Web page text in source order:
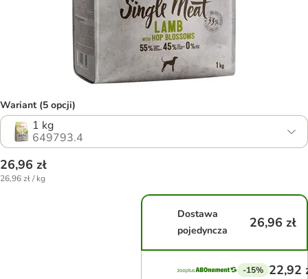
Wariant (5 opcji)
1 kg
649793.4
26,96 zł
26,96 zł / kg
Dostawa
pojedyncza
26,96 zł
-15% 22,92